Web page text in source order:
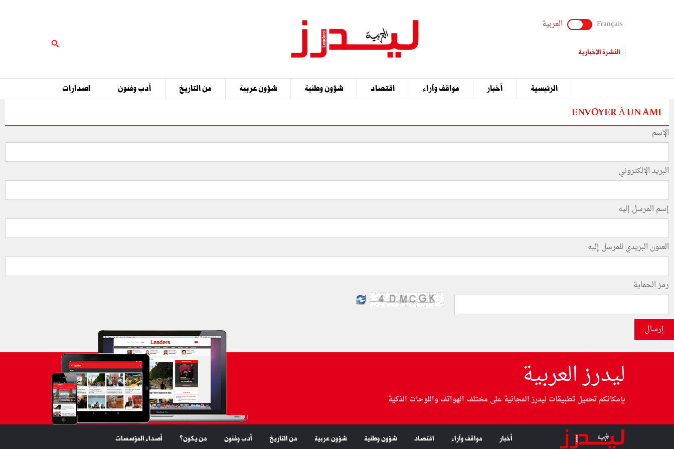
Français العربية
النشرة الإخبارية
الرئيسية أخبار مواقف وآراء اقتصاد شؤون وطنية شؤون عربية من التاريخ أدب وفنون اصدارات
ENVOYER À UN AMI
الإسم
البريد الإلكتروني
إسم المرسل إليه
العنون البريدي للمرسل إليه
رمز الحماية
إرسال
ليدرز العربية
بإمكانكم تحميل تطبيقات ليدرز المجانية على مختلف الهواتف واللوحات الذكية
أخبار مواقف وآراء اقتصاد شؤون وطنية شؤون عربية من التاريخ أدب وفنون من يكون؟ أصداء المؤسسات